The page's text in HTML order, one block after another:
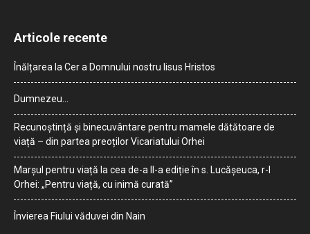
Articole recente
Înălțarea la Cer a Domnului nostru Iisus Hristos
Dumnezeu…
Recunoștință și binecuvântare pentru mamele dătătoare de
viață – din partea preoților Vicariatului Orhei
Marșul pentru viață la cea de-a II-a ediție în s. Lucășeuca, r-l
Orhei: „Pentru viață, cu inimă curată”
Învierea Fiului văduvei din Nain